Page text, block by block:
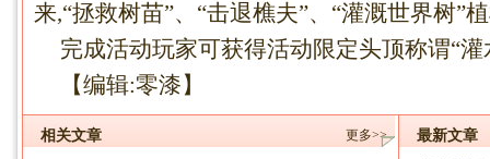
来,“拯救树苗”、“击退樵夫”、“灌溉世界树”
完成活动玩家可获得活动限定头顶称谓“灌
【编辑:零漆】
相关文章 更多>> 最新文章